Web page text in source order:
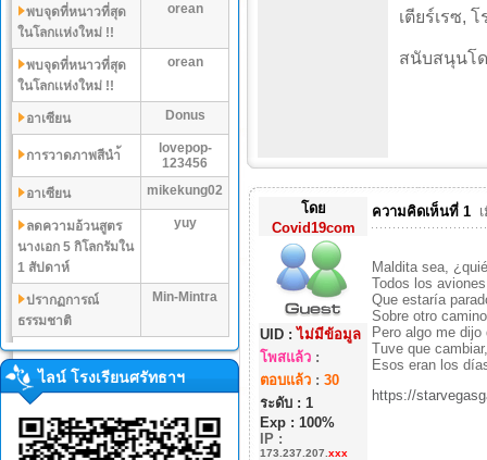
พบจุดที่หนาวที่สุด
ในโลกเเห่งใหม่ !!
orean
พบจุดที่หนาวที่สุด
ในโลกเเห่งใหม่ !!
orean
อาเซียน Donus
การวาดภาพสีนำ้
lovepop-
123456
อาเซียน
mikekung02
ลดความอ้วนสูตร
นางเอก 5 กิโลกรัมใน
1 สัปดาห์
yuy
ปรากฏการณ์
ธรรมชาติ
Min-Mintra
ไลน์ โรงเรียนศรัทธาฯ
เตียร์เรซ,
สนับสนุนโ
โดย
Covid19com
UID :ไม่มีข้อมูล
โพสแล้ว :
ตอบแล้ว : 30
ระดับ : 1
Exp : 100%
IP :
173.237.207. xxx
ความคิดเห็นที่ 1
Maldita sea,
Todos los
Que estaría
Sobre otro
Pero algo me dijo
Tuve que
Esos eran los
https://